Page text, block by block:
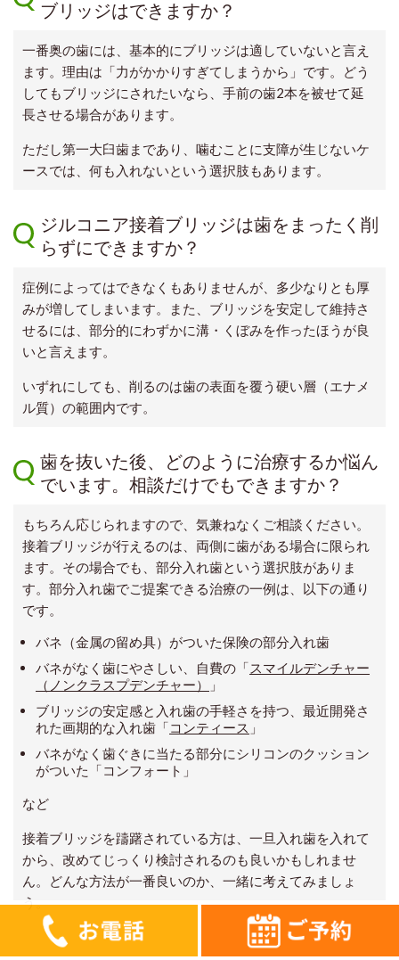
0568-84-2333 お問合せフォーム
ご予約はこちら
ブリッジはできますか？
一番奥の歯には、基本的にブリッジは適していないと言え
ます。理由は「力がかかりすぎてしまうから」です。どう
してもブリッジにされたいなら、手前の歯2本を被せて延
長させる場合があります。
ただし第一大臼歯まであり、噛むことに支障が生じないケ
ースでは、何も入れないという選択肢もあります。
ジルコニア接着ブリッジは歯をまったく削
らずにできますか？
症例によってはできなくもありませんが、多少なりとも厚
みが増してしまいます。また、ブリッジを安定して維持さ
せるには、部分的にわずかに溝・くぼみを作ったほうが良
いと言えます。
いずれにしても、削るのは歯の表面を覆う硬い層（エナメ
ル質）の範囲内です。
歯を抜いた後、どのように治療するか悩ん
でいます。相談だけでもできますか？
もちろん応じられますので、気兼ねなくご相談ください。
接着ブリッジが行えるのは、両側に歯がある場合に限られ
ます。その場合でも、部分入れ歯という選択肢がありま
す。部分入れ歯でご提案できる治療の一例は、以下の通り
です。
バネ（金属の留め具）がついた保険の部分入れ歯
バネがなく歯にやさしい、自費の「スマイルデンチャー
（ノンクラスプデンチャー）
」
ブリッジの安定感と入れ歯の手軽さを持つ、最近開発さ
れた画期的な入れ歯「コンティース 」
バネがなく歯ぐきに当たる部分にシリコンのクッション
がついた「コンフォート」
など
接着ブリッジを躊躇されている方は、一旦入れ歯を入れて
から、改めてじっくり検討されるのも良いかもしれませ
ん。どんな方法が一番良いのか、一緒に考えてみましょ
う。